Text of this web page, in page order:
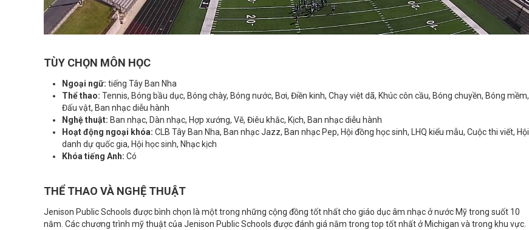
TÙY CHỌN MÔN HỌC
Ngoại ngữ: tiếng Tây Ban Nha
Thể thao: Tennis, Bóng bầu dục, Bóng chày, Bóng nước, Bơi, Điền kinh, Chạy việt dã, Khúc côn cầu, Bóng chuyền, Bóng mềm,
Đấu vật, Ban nhạc diễu hành
Nghệ thuật: Ban nhạc, Dàn nhạc, Hợp xướng, Vẽ, Điêu khắc, Kịch, Ban nhạc diễu hành
Hoạt động ngoại khóa: CLB Tây Ban Nha, Ban nhạc Jazz, Ban nhạc Pep, Hội đồng học sinh, LHQ kiểu mẫu, Cuộc thi viết, Hội
danh dự quốc gia, Hội học sinh, Nhạc kịch
Khóa tiếng Anh: Có
THỂ THAO VÀ NGHỆ THUẬT
Jenison Public Schools được bình chọn là một trong những cộng đồng tốt nhất cho giáo dục âm nhạc ở nước Mỹ trong suốt 10
năm. Các chương trình mỹ thuật của Jenison Public Schools được đánh giá nằm trong top tốt nhất ở Michigan và trong khu vực.